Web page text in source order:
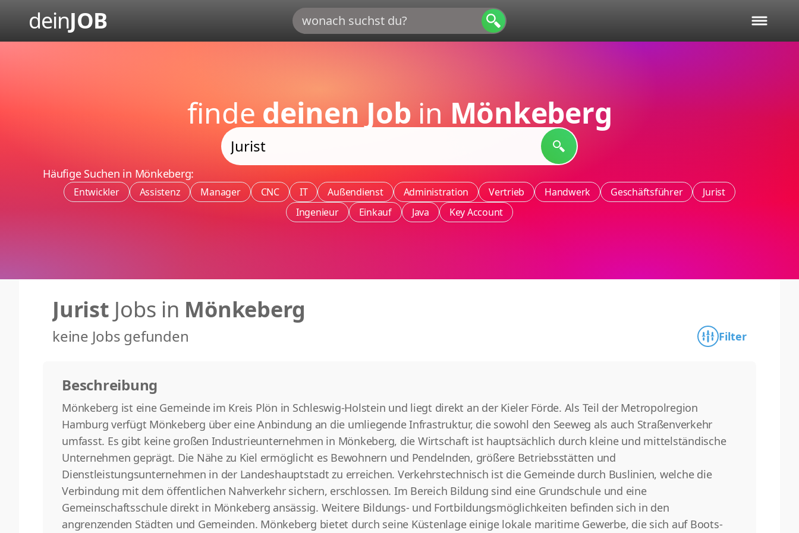
deinJOB
finde deinen Job in Mönkeberg
Häufige Suchen in Mönkeberg:
Entwickler Assistenz Manager CNC IT Außendienst Administration Vertrieb Handwerk Geschäftsführer
Jurist
Ingenieur
Einkauf Java Key Account
Jurist Jobs in Mönkeberg
keine Jobs gefunden Filter
Beschreibung
Mönkeberg ist eine Gemeinde im Kreis Plön in Schleswig-Holstein und liegt direkt an der Kieler Förde. Als Teil der Metropolregion
Hamburg verfügt Mönkeberg über eine Anbindung an die umliegende Infrastruktur, die sowohl den Seeweg als auch Straßenverkehr
umfasst. Es gibt keine großen Industrieunternehmen in Mönkeberg, die Wirtschaft ist hauptsächlich durch kleine und mittelständische
Unternehmen geprägt. Die Nähe zu Kiel ermöglicht es Bewohnern und Pendelnden, größere Betriebsstätten und
Dienstleistungsunternehmen in der Landeshauptstadt zu erreichen. Verkehrstechnisch ist die Gemeinde durch Buslinien, welche die
Verbindung mit dem öffentlichen Nahverkehr sichern, erschlossen. Im Bereich Bildung sind eine Grundschule und eine
Gemeinschaftsschule direkt in Mönkeberg ansässig. Weitere Bildungs- und Fortbildungsmöglichkeiten befinden sich in den
angrenzenden Städten und Gemeinden. Mönkeberg bietet durch seine Küstenlage einige lokale maritime Gewerbe, die sich auf Boots-